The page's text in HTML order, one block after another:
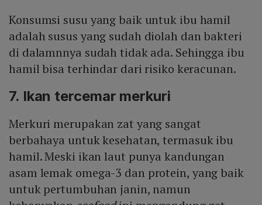
Konsumsi susu yang baik untuk ibu hamil
adalah susus yang sudah diolah dan bakteri
di dalamnnya sudah tidak ada. Sehingga ibu
hamil bisa terhindar dari risiko keracunan.
7. Ikan tercemar merkuri
Merkuri merupakan zat yang sangat
berbahaya untuk kesehatan, termasuk ibu
hamil. Meski ikan laut punya kandungan
asam lemak omega-3 dan protein, yang baik
untuk pertumbuhan janin, namun